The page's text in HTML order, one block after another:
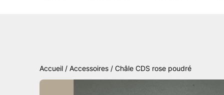
Accueil / Accessoires / Châle CDS rose poudré